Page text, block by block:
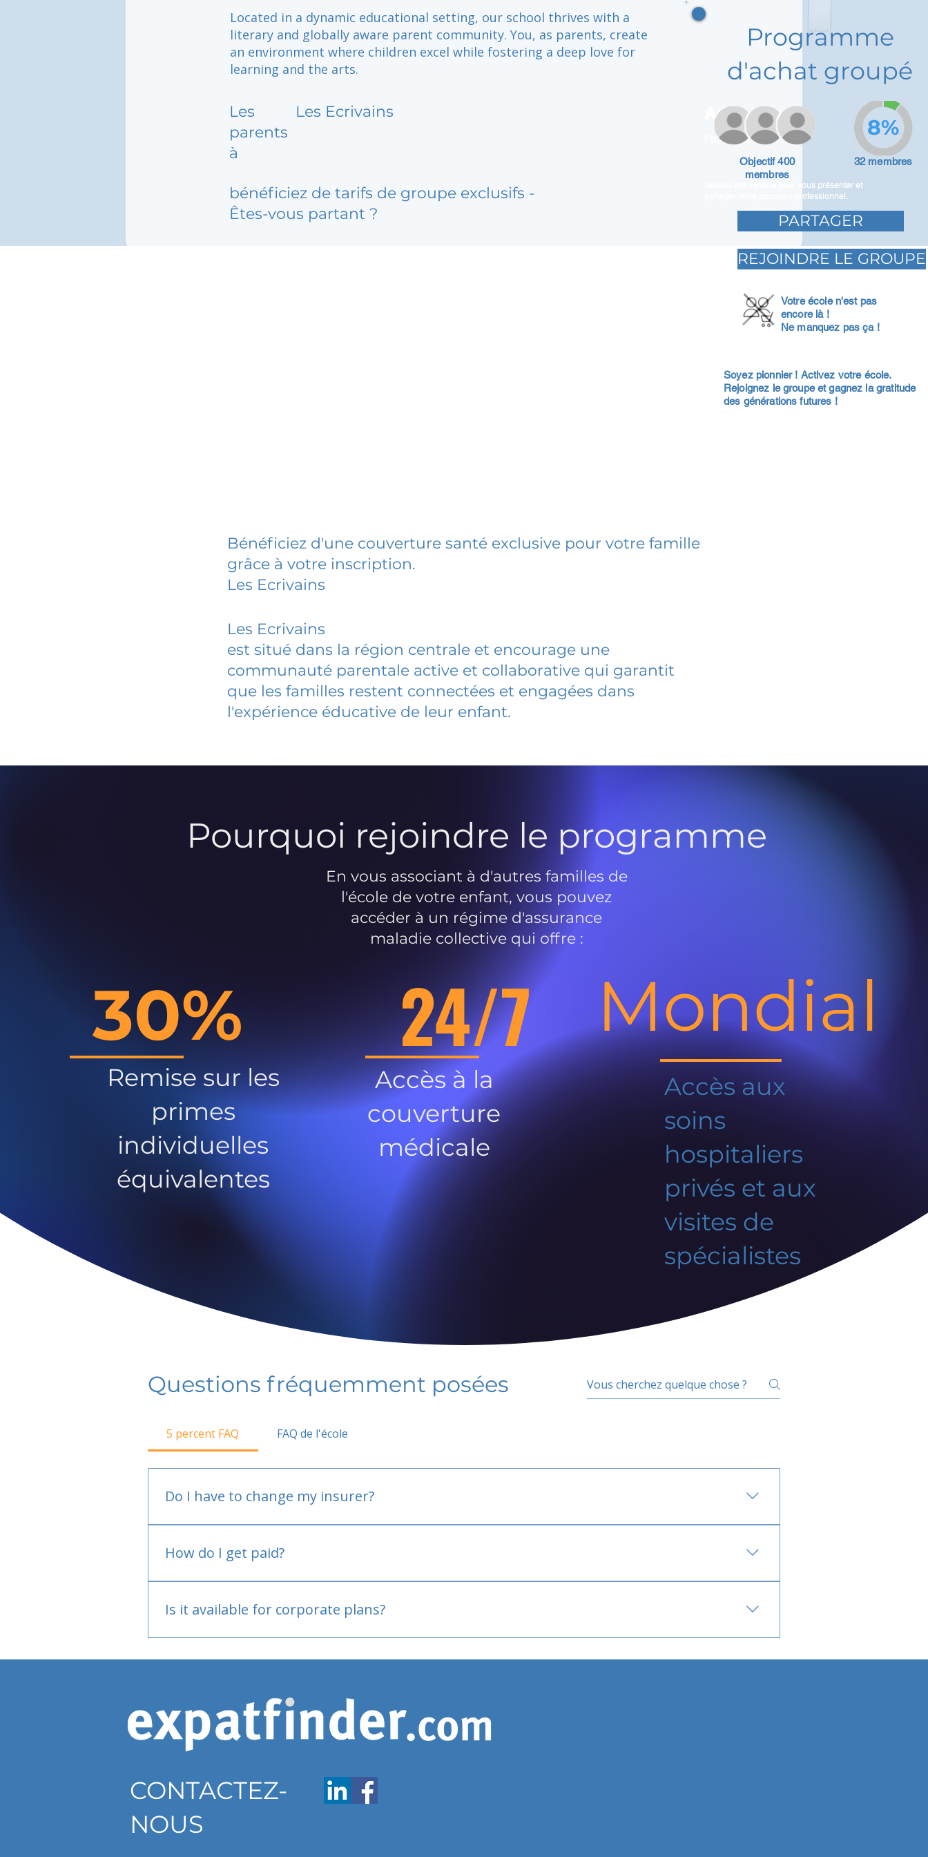
Located in a dynamic educational setting, our school thrives with a
literary and globally aware parent community. You, as parents, create
an environment where children excel while fostering a deep love for
learning and the arts.
Les
parents
à
Les Ecrivains
bénéficiez de tarifs de groupe exclusifs -
Êtes-vous partant ?
Adam Caar
Promoteur
Utilisez cet espace pour vous présenter et
partager votre parcours professionnel.
Programme
d'achat groupé
Objectif 400
membres
32 membres
8%
PARTAGER
REJOINDRE LE GROUPE
Votre école n'est pas
encore là !
Ne manquez pas ça !
Soyez pionnier ! Activez votre école.
Rejoignez le groupe et gagnez la gratitude
des générations futures !
Bénéficiez d'une couverture santé exclusive pour votre famille
grâce à votre inscription.
Les Ecrivains
Les Ecrivains
est situé dans la région centrale et encourage une
communauté parentale active et collaborative qui garantit
que les familles restent connectées et engagées dans
l'expérience éducative de leur enfant.
Pourquoi rejoindre le programme
En vous associant à d'autres familles de
l'école de votre enfant, vous pouvez
accéder à un régime d'assurance
maladie collective qui offre :
30%
Remise sur les
primes
individuelles
équivalentes
24/7
Accès à la
couverture
médicale
Mondial
Accès aux
soins
hospitaliers
privés et aux
visites de
spécialistes
Questions fréquemment posées
5 percent FAQ FAQ de l'école
Do I have to change my insurer?
How do I get paid?
Is it available for corporate plans?
CONTACTEZ-
NOUS